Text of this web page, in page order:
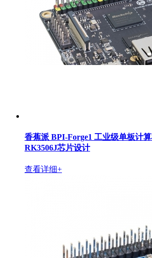
香蕉派 BPI-Forge1 工业级单板计
RK3506J芯片设计
查看详细+